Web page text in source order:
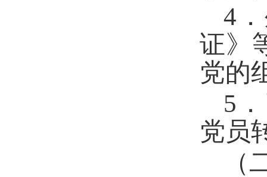
4
证》
党的
5
党员